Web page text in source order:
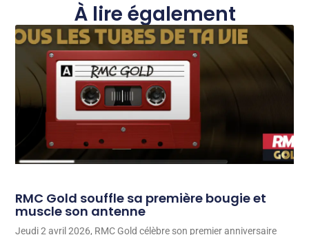
À lire également
RMC Gold souffle sa première bougie et
muscle son antenne
Jeudi 2 avril 2026, RMC Gold célèbre son premier anniversaire